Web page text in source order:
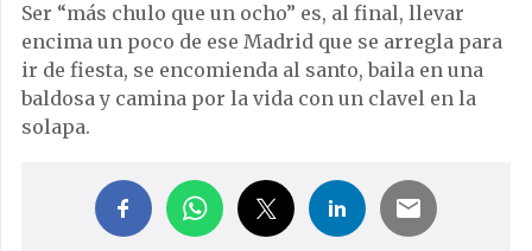
Ser “más chulo que un ocho” es, al final, llevar
encima un poco de ese Madrid que se arregla para
ir de fiesta, se encomienda al santo, baila en una
baldosa y camina por la vida con un clavel en la
solapa.